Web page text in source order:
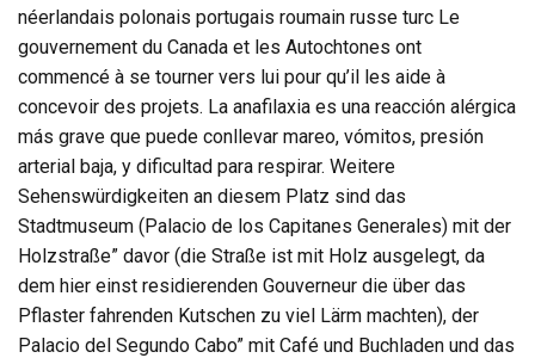
néerlandais polonais portugais roumain russe turc Le
gouvernement du Canada et les Autochtones ont
commencé à se tourner vers lui pour qu’il les aide à
concevoir des projets. La anafilaxia es una reacción alérgica
más grave que puede conllevar mareo, vómitos, presión
arterial baja, y dificultad para respirar. Weitere
Sehenswürdigkeiten an diesem Platz sind das
Stadtmuseum (Palacio de los Capitanes Generales) mit der
Holzstraße” davor (die Straße ist mit Holz ausgelegt, da
dem hier einst residierenden Gouverneur die über das
Pflaster fahrenden Kutschen zu viel Lärm machten), der
Palacio del Segundo Cabo” mit Café und Buchladen und das